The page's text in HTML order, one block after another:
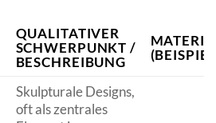
QUALITATIVER
SCHWERPUNKT /
BESCHREIBUNG
Skulpturale Designs,
oft als zentrales